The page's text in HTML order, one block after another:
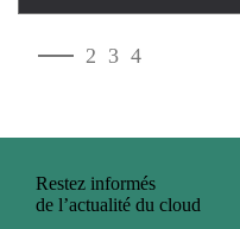
2 3 4
Restez informés
de l’actualité du cloud